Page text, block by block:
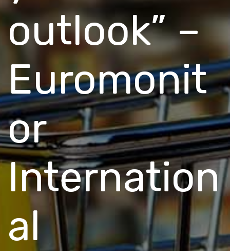
outlook” –
Euromonit
or
Internation
al